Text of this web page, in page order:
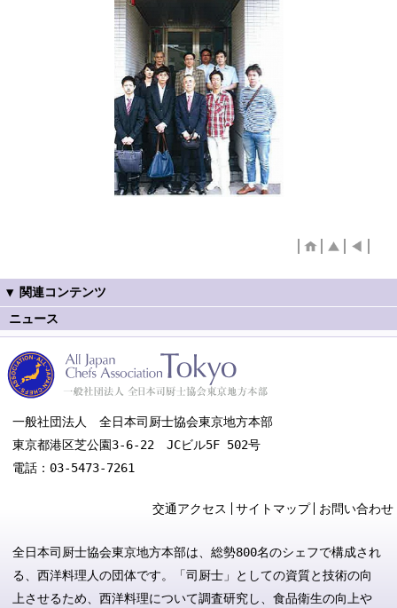
ニュース
一般社団法人 全日本司厨士協会東京地方本部
東京都港区芝公園3-6-22 JCビル5F 502号
電話：03-5473-7261
交通アクセス サイトマップ お問い合わせ
全日本司厨士協会東京地方本部は、総勢800名のシェフで構成され
る、西洋料理人の団体です。「司厨士」としての資質と技術の向
上させるため、西洋料理について調査研究し、食品衛生の向上や